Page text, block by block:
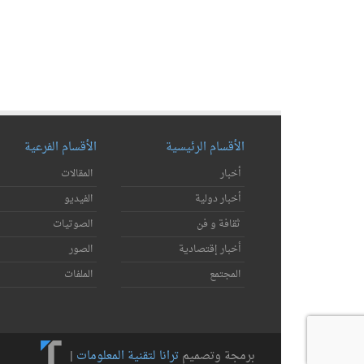
الأقسام الرئيسية
أخبار
أخبار دولية
ثقافة و فن
أخبار إقتصادية
المجتمع
الأقسام الفرعية
المقالات
الفيديو
الصوتيات
الصور
الملفات
برمجة وتصميمترانا لتقنية المعلومات |